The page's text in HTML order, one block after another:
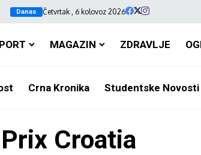
Danas Četvrtak , 6 kolovoz 2026
MAGAZIN ZDRAVLJE
Crna Kronika Studentske Novosti
Croatia